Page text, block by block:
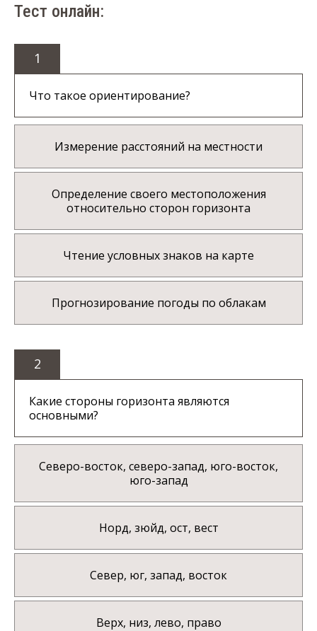
Тест онлайн:
1
Что такое ориентирование?
Измерение расстояний на местности
Определение своего местоположения
относительно сторон горизонта
Чтение условных знаков на карте
Прогнозирование погоды по облакам
2
Какие стороны горизонта являются
основными?
Северо-восток, северо-запад, юго-восток,
юго-запад
Норд, зюйд, ост, вест
Север, юг, запад, восток
Верх, низ, лево, право